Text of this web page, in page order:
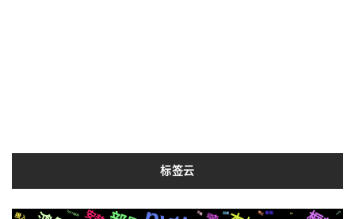
标签云
新版
字幕 阻塞
Tornado6 情况 io rails